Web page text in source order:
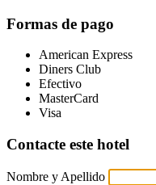
Formas de pago
American Express
Diners Club
Efectivo
MasterCard
Visa
Contacte este hotel
Nombre y Apellido